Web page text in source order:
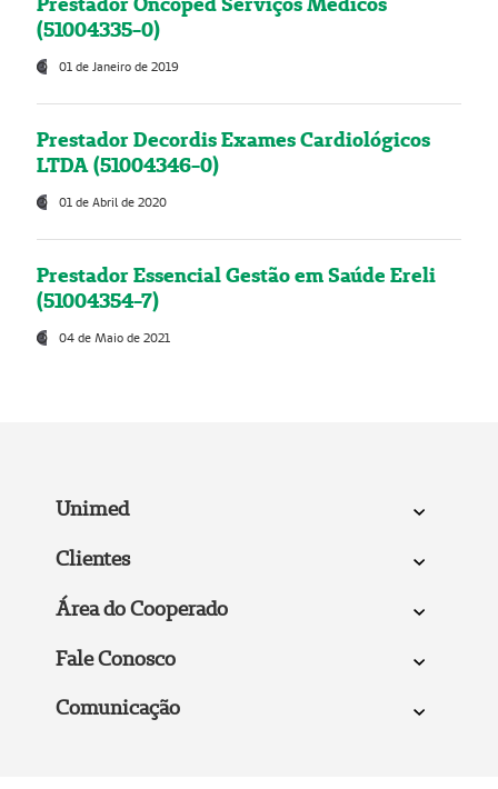
(51004335-0)
01 de Janeiro de 2019
Prestador Decordis Exames Cardiológicos
LTDA (51004346-0)
01 de Abril de 2020
Prestador Essencial Gestão em Saúde Ereli
(51004354-7)
04 de Maio de 2021
Unimed
Clientes
Área do Cooperado
Fale Conosco
Comunicação